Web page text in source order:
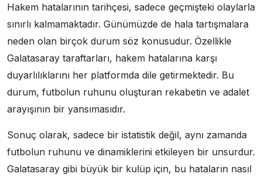
Hakem hatalarının tarihçesi, sadece geçmişteki olaylarla
sınırlı kalmamaktadır. Günümüzde de hala tartışmalara
neden olan birçok durum söz konusudur. Özellikle
Galatasaray taraftarları, hakem hatalarına karşı
duyarlılıklarını her platformda dile getirmektedir. Bu
durum, futbolun ruhunu oluşturan rekabetin ve adalet
arayışının bir yansımasıdır.
Sonuç olarak, sadece bir istatistik değil, aynı zamanda
futbolun ruhunu ve dinamiklerini etkileyen bir unsurdur.
Galatasaray gibi büyük bir kulüp için, bu hataların nasıl